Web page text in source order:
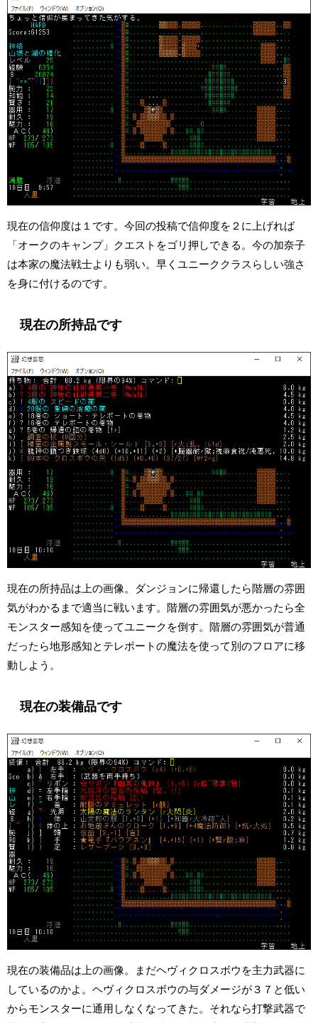
現在の信仰度は１です。今回の投稿で信仰度を２に上げれば
「オークのキャンプ」クエストをゴリ押しできる。今の加奈子
は本家の魔法戦士よりも弱い。早くユニーククラスらしい強さ
を身に付けるのです。
現在の所持品です
現在の所持品は上の画像。ダンジョンに帰還したら階層の雰囲
気がわかるまで適当に戦います。階層の雰囲気が悪かったら全
モンスター感知を使ってユニークを倒す。階層の雰囲気が普通
だったら地形感知とテレポートの魔法を使って別のフロアに移
動しよう。
現在の装備品です
現在の装備品は上の画像。まだヘヴィクロスボウを主力武器に
しているのかよ。ヘヴィクロスボウの与ダメージが３７と低い
からモンスターに通用しなくなってきた。それなら打撃武器で